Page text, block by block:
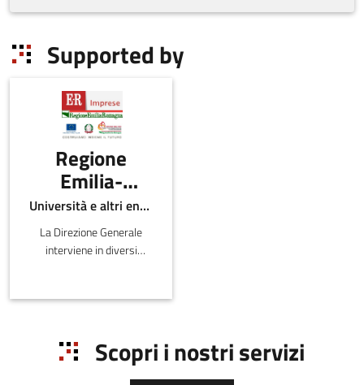
Supported by
Regione
Emilia-
Romagna -
Direzione
Generale
della
del lavoro e
dell'impresa
Università e altri enti pubblici
La Direzione Generale
interviene in diversi
distributivo sul territorio
Scopri i nostri servizi